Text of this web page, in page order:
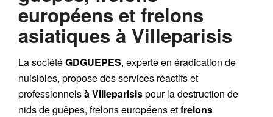
européens et frelons
asiatiques à Villeparisis
La sociétéGDGUEPES, experte en éradication de
nuisibles, propose des services réactifs et
professionnelsà Villeparisispour la destruction de
nids de guêpes, frelons européensetfrelons